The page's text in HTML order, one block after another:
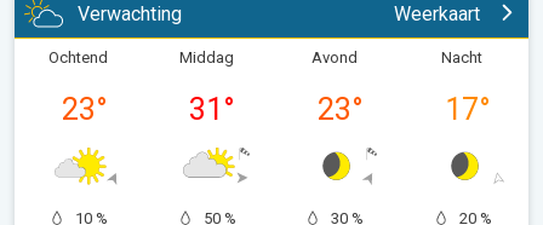
Verwachting Weerkaart
Ochtend
23°
10 %
Middag
31 °
50 %
Avond
23°
30 %
Nacht
17°
20 %